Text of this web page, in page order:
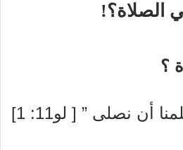
الصلاة؟!
؟
أن نصلى ” [ لو11: 1]